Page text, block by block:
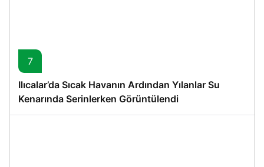
7
Ilıcalar’da Sıcak Havanın Ardından Yılanlar Su
Kenarında Serinlerken Görüntülendi